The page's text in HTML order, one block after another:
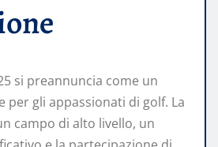
si preannuncia come un
per gli appassionati di golf. La
campo di alto livello, un